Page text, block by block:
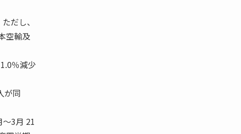
だし、
空輸及
％減少
が同
3月 21